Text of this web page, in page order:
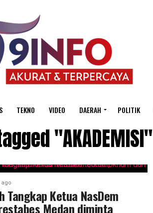
TEKNO VIDEO DAERAH POLITIK
"AKADEMISI"
ago
Tangkap Ketua NasDem
Medan diminta